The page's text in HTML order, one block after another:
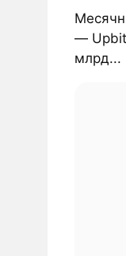
—
млрд...